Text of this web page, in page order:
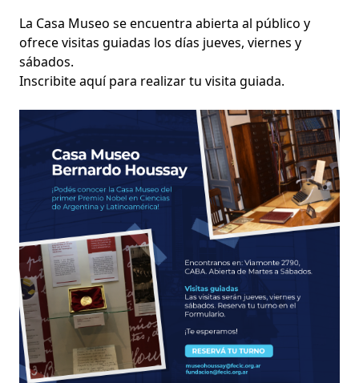
La Casa Museo se encuentra abierta al público y
ofrece visitas guiadas los días jueves, viernes y
sábados.
Inscribiteaquípara realizar tu visita guiada.